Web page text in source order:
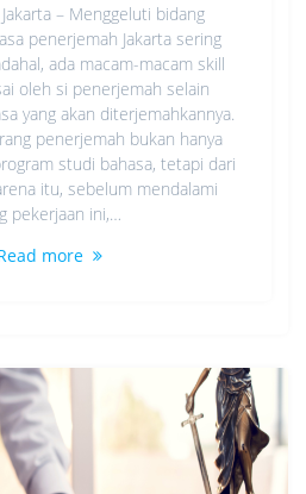
– Menggeluti bidang
penerjemah Jakarta sering
ada macam-macam skill
oleh si penerjemah selain
yang akan diterjemahkannya.
penerjemah bukan hanya
studi bahasa, tetapi dari
itu, sebelum mendalami
pekerjaan ini,…
more